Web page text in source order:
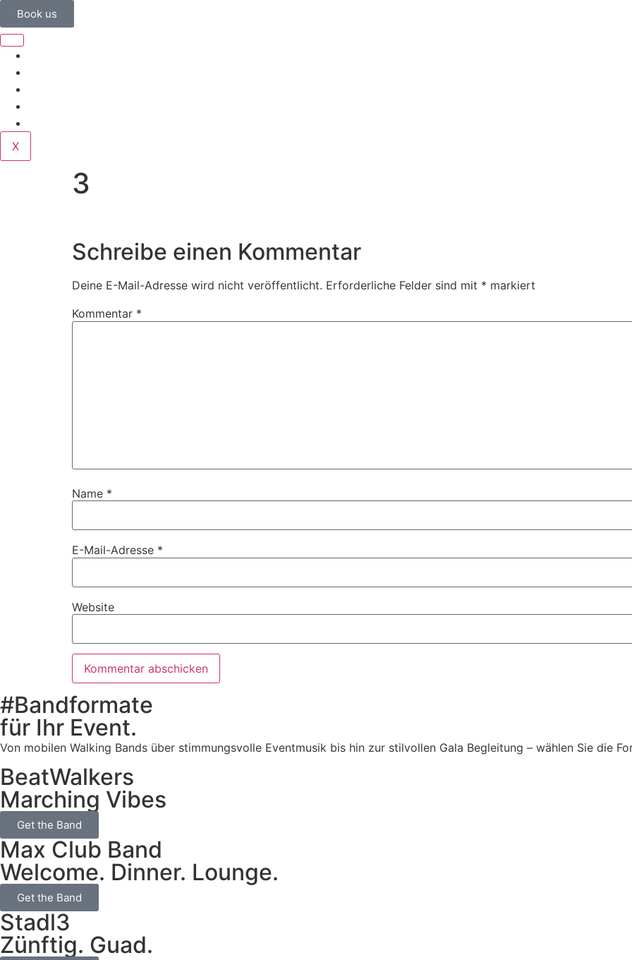
Book us
X
3
Schreibe einen Kommentar
Deine E-Mail-Adresse wird nicht veröffentlicht. Erforderliche Felder sind mit * markiert
Kommentar *
Name *
E-Mail-Adresse *
Website
#Bandformate
für Ihr Event.
Von mobilen Walking Bands über stimmungsvolle Eventmusik bis hin zur stilvollen Gala Begleitung – wählen Sie die
BeatWalkers
Marching Vibes
Get the Band
Max Club Band
Welcome. Dinner. Lounge.
Get the Band
Stadl3
Zünftig. Guad.